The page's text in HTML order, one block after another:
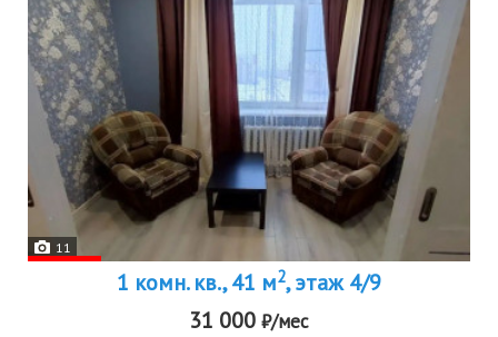
11
1 комн. кв., 41 м2, этаж 4/9
31 000 ₽/мес